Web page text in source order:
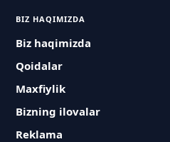
BIZ HAQIMIZDA
Biz haqimizda
Qoidalar
Maxfiylik
Bizning ilovalar
Reklama